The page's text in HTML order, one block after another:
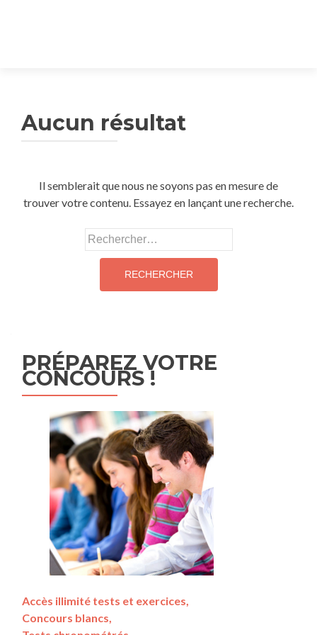
Aucun résultat
Il semblerait que nous ne soyons pas en mesure de
trouver votre contenu. Essayez en lançant une recherche.
Rechercher :
PRÉPAREZ VOTRE
CONCOURS !
Accès illimité tests et exercices,
Concours blancs,